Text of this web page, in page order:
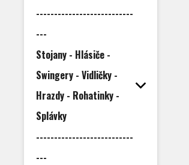
---------------------------
---
Stojany - Hlásiče -
Swingery - Vidličky -
Hrazdy - Rohatinky -
Splávky
---------------------------
---